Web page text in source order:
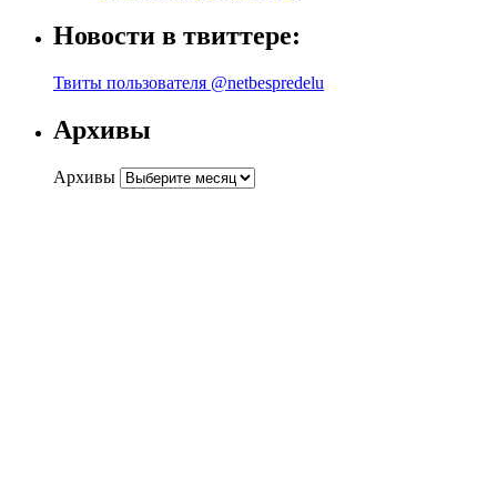
Новости в твиттере:
Твиты пользователя @netbespredelu
Архивы
Архивы